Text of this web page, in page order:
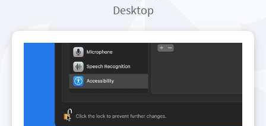
Desktop